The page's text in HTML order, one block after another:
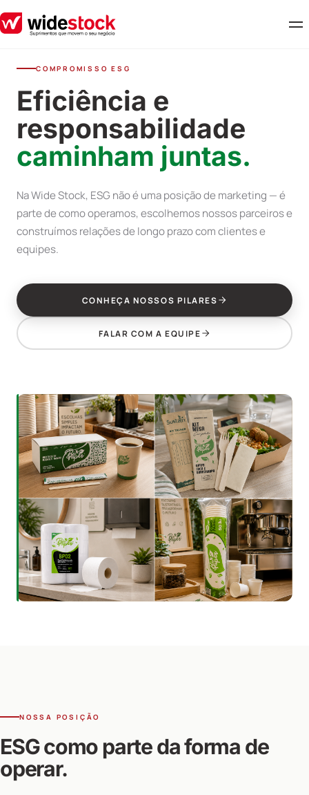
COMPROMISSO ESG
Eficiência e
responsabilidade
caminham juntas.
Na Wide Stock, ESG não é uma posição de marketing — é
parte de como operamos, escolhemos nossos parceiros e
construímos relações de longo prazo com clientes e
equipes.
CONHEÇA NOSSOS PILARES
FALAR COM A EQUIPE
NOSSA POSIÇÃO
ESG como parte da forma de
operar.